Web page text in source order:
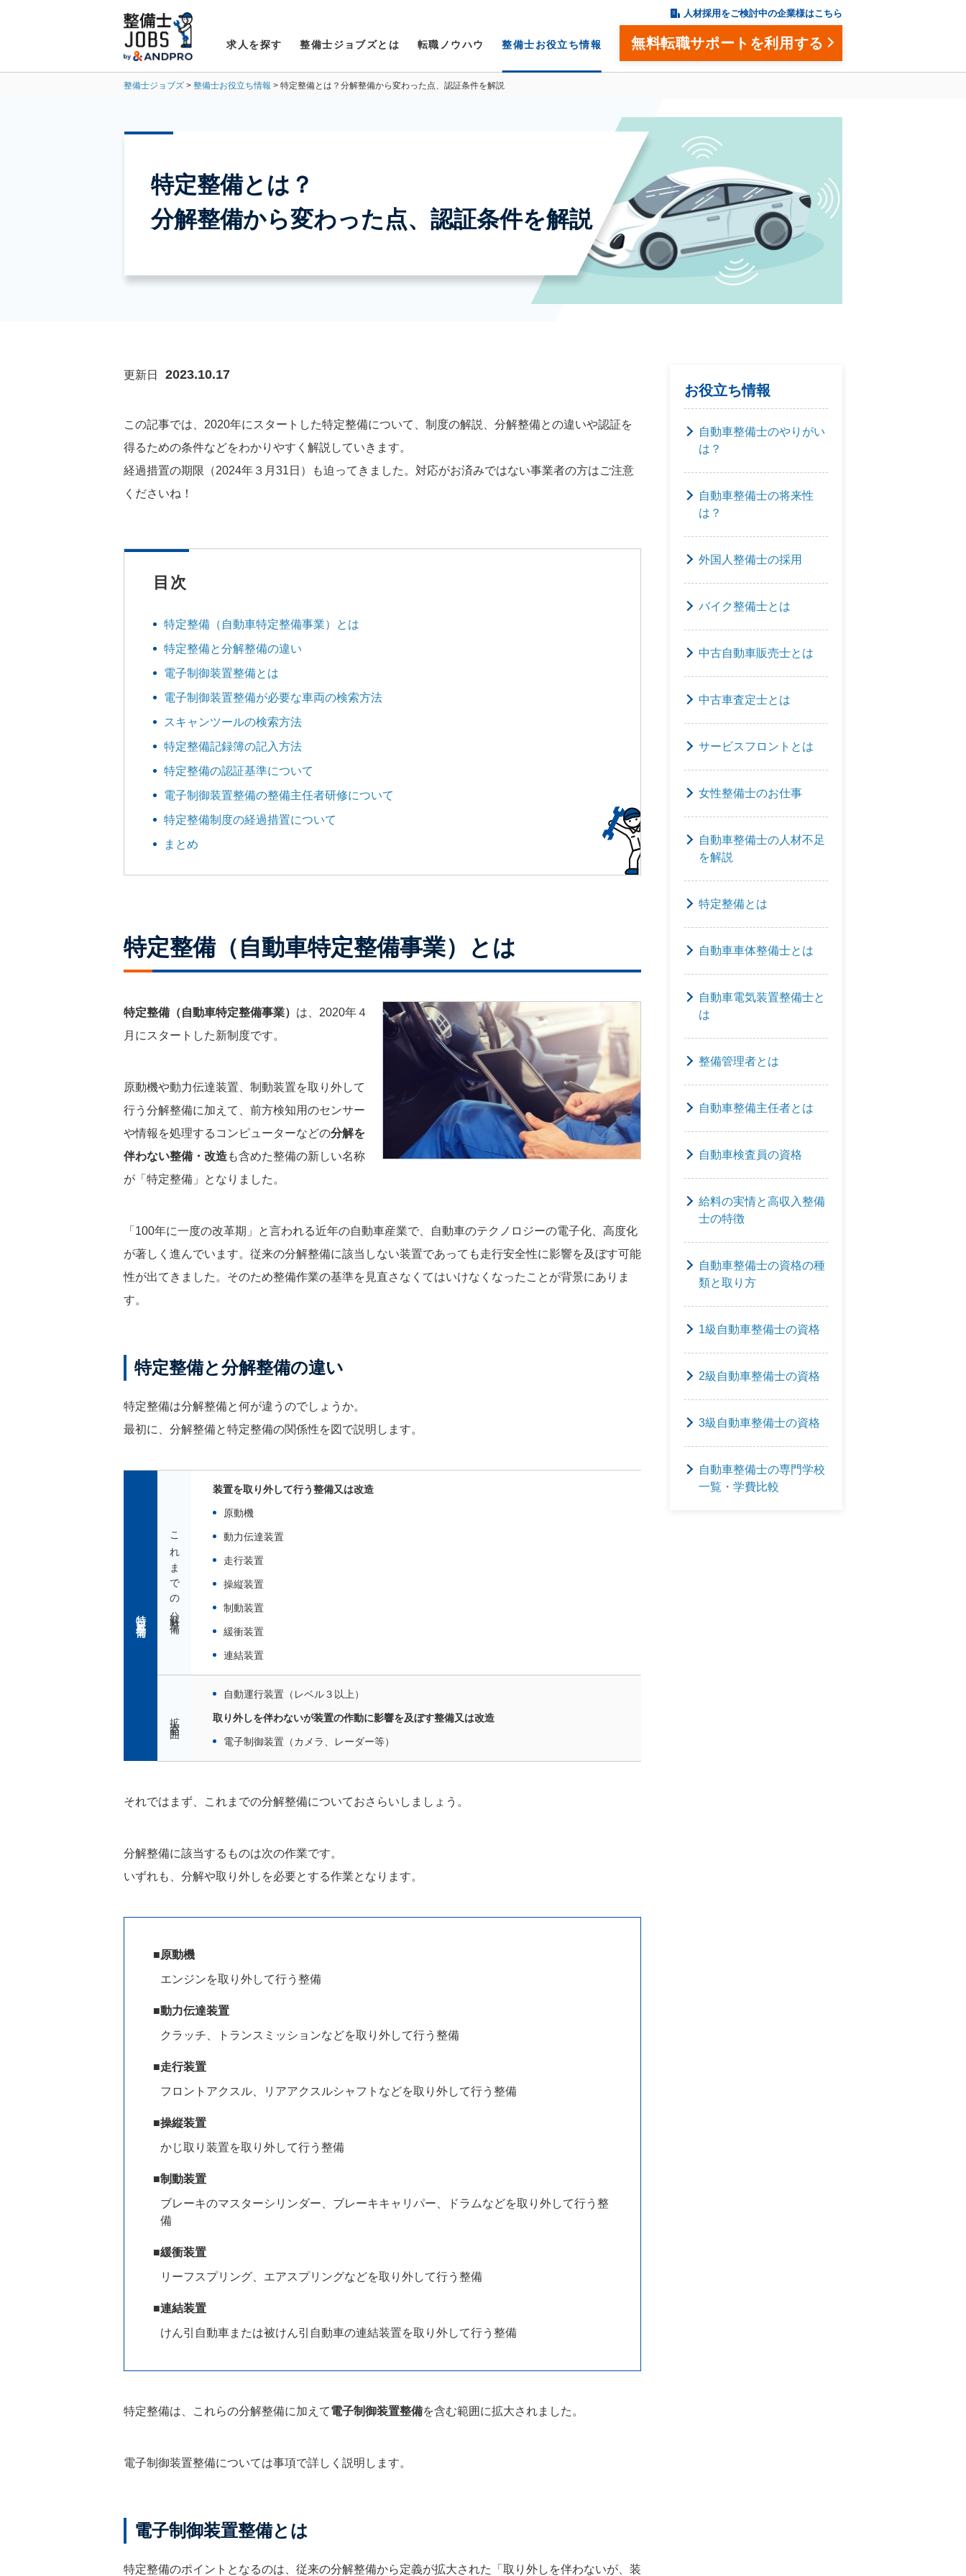
人材採用をご検討中の企業様はこちら
求人を探す 整備士ジョブズとは 転職ノウハウ 整備士お役立ち情報 無料転職サポートを利用する
整備士ジョブズ 整備士お役立ち情報 特定整備とは？分解整備から変わった点、認証条件を解説
特定整備とは？
分解整備から変わった点、認証条件を解説
更新日 2023.10.17
この記事では、2020年にスタートした特定整備について、制度の解説、分解整備との違いや認証を
得るための条件などをわかりやすく解説していきます。
経過措置の期限（2024年３月31日）も迫ってきました。対応がお済みではない事業者の方はご注意
くださいね！
目次
特定整備（自動車特定整備事業）とは
特定整備と分解整備の違い
電子制御装置整備とは
電子制御装置整備が必要な車両の検索方法
スキャンツールの検索方法
特定整備記録簿の記入方法
特定整備の認証基準について
電子制御装置整備の整備主任者研修について
特定整備制度の経過措置について
まとめ
特定整備（自動車特定整備事業）とは
特定整備（自動車特定整備事業） は、2020年４
月にスタートした新制度です。
原動機や動力伝達装置、制動装置を取り外して
行う分解整備に加えて、前方検知用のセンサー
や情報を処理するコンピューターなどの分解を
伴わない整備・改造も含めた整備の新しい名称
が「特定整備」となりました。
「100年に一度の改革期」と言われる近年の自動車産業で、自動車のテクノロジーの電子化、高度化
が著しく進んでいます。従来の分解整備に該当しない装置であっても走行安全性に影響を及ぼす可能
性が出てきました。そのため整備作業の基準を見直さなくてはいけなくなったことが背景にありま
す。
特定整備と分解整備の違い
特定整備は分解整備と何が違うのでしょうか。
最初に、分解整備と特定整備の関係性を図で説明します。
特定整備 これまでの分解整備
装置を取り外して行う整備又は改造
原動機
動力伝達装置
走行装置
操縦装置
制動装置
緩衝装置
連結装置
拡大範囲
自動運行装置（レベル３以上）
取り外しを伴わないが装置の作動に影響を及ぼす整備又は改造
電子制御装置（カメラ、レーダー等）
それではまず、これまでの分解整備についておさらいしましょう。
分解整備に該当するものは次の作業です。
いずれも、分解や取り外しを必要とする作業となります。
■原動機
エンジンを取り外して行う整備
■動力伝達装置
クラッチ、トランスミッションなどを取り外して行う整備
■走行装置
フロントアクスル、リアアクスルシャフトなどを取り外して行う整備
■操縦装置
かじ取り装置を取り外して行う整備
■制動装置
ブレーキのマスターシリンダー、ブレーキキャリパー、ドラムなどを取り外して行う整
備
■緩衝装置
リーフスプリング、エアスプリングなどを取り外して行う整備
■連結装置
けん引自動車または被けん引自動車の連結装置を取り外して行う整備
特定整備は、これらの分解整備に加えて電子制御装置整備を含む範囲に拡大されました。
電子制御装置整備については事項で詳しく説明します。
電子制御装置整備とは
特定整備のポイントとなるのは、従来の分解整備から定義が拡大された「取り外しを伴わないが、装
お役立ち情報
自動車整備士のやりがい
は？
自動車整備士の将来性
は？
外国人整備士の採用
バイク整備士とは
中古自動車販売士とは
中古車査定士とは
サービスフロントとは
女性整備士のお仕事
自動車整備士の人材不足
を解説
特定整備とは
自動車車体整備士とは
自動車電気装置整備士と
は
整備管理者とは
自動車整備主任者とは
自動車検査員の資格
給料の実情と高収入整備
士の特徴
自動車整備士の資格の種
類と取り方
1級自動車整備士の資格
2級自動車整備士の資格
3級自動車整備士の資格
自動車整備士の専門学校
一覧・学費比較